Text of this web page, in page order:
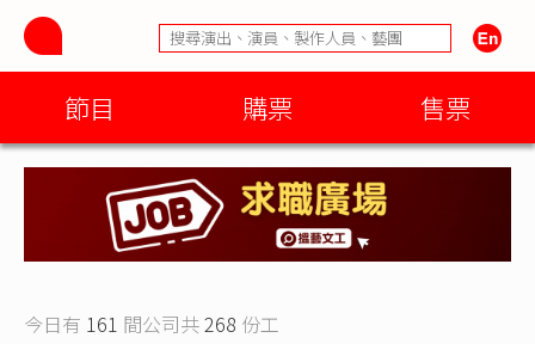
節目 購票 售票
今日有 161 間公司共268 份工